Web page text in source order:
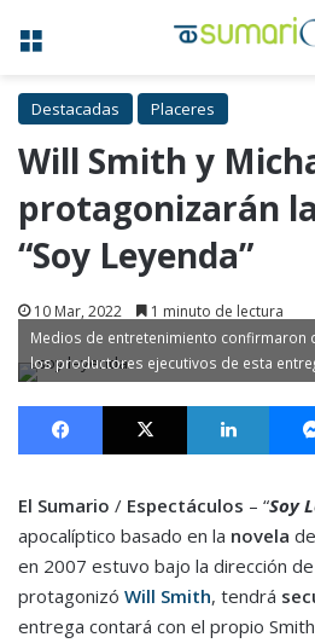
Menú
Destacadas Placeres
Will Smith y
protagonizarán
“Soy Leyenda”
10 Mar, 2022 1 minuto de lectura
Medios de entretenimiento confirmaron
los productores ejecutivos de esta
Facebook X
El Sumario / Espectáculos – “Soy
apocalíptico basado en la novela de
en 2007 estuvo bajo la dirección de
protagonizó Will Smith, tendrá
entrega contará con el propio